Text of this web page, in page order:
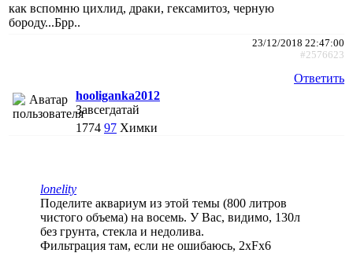
как вспомню цихлид, драки, гексамитоз, черную
бороду...Брр..
23/12/2018 22:47:00
#2576623
Ответить
hooliganka2012
Завсегдатай
1774 97 Химки
lonelity
Поделите аквариум из этой темы (800 литров
чистого объема) на восемь. У Вас, видимо, 130л
без грунта, стекла и недолива.
Фильтрация там, если не ошибаюсь, 2хFx6